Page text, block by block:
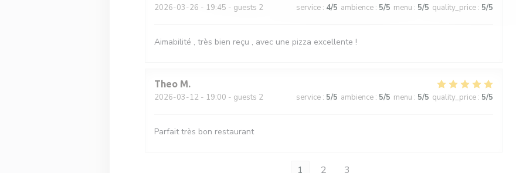
2026-03-26 - 19:45 - guests 2 service : 4/5 ambience : 5/5 menu : 5/5 quality_price : 5/5
Aimabilité , très bien reçu , avec une pizza excellente !
Theo M
2026-03-12 - 19:00 - guests 2 service : 5/5 ambience : 5/5 menu : 5/5 quality_price : 5/5
Parfait très bon restaurant
1 2 3